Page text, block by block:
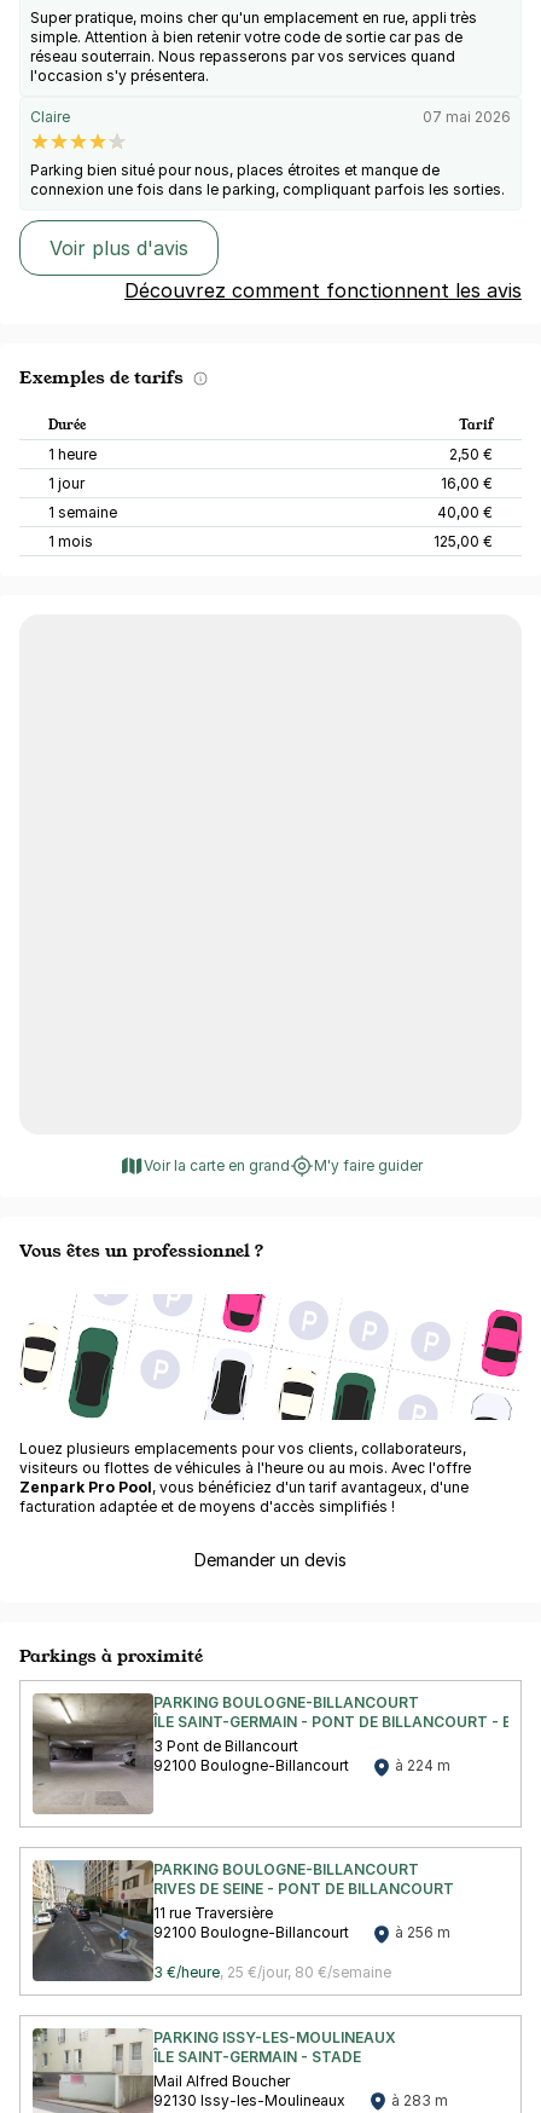
Super pratique, moins cher qu'un emplacement en rue, appli très
simple. Attention à bien retenir votre code de sortie car pas de
réseau souterrain. Nous repasserons par vos services quand
l'occasion s'y présentera.
Claire 07 mai 2026
Parking bien situé pour nous, places étroites et manque de
connexion une fois dans le parking, compliquant parfois les sorties.
Voir plus d'avis
Découvrez comment fonctionnent les avis
Exemples de tarifs
Durée Tarif
1 heure
2,50 €
1 jour
16,00 €
1 semaine
40,00 €
1 mois
125,00 €
Voir la carte en grand M'y faire guider
Vous êtes un professionnel ?
Louez plusieurs emplacements pour vos clients, collaborateurs,
visiteurs ou flottes de véhicules à l'heure ou au mois. Avec l'offre
Zenpark Pro Pool, vous bénéficiez d'un tarif avantageux, d'une
facturation adaptée et de moyens d'accès simplifiés !
Demander un devis
Parkings à proximité
PARKING BOULOGNE-BILLANCOURT
ÎLE SAINT-GERMAIN - PONT DE BILLANCOURT -
3 Pont de Billancourt
92100 Boulogne-Billancourt
à 224 m
PARKING BOULOGNE-BILLANCOURT
RIVES DE SEINE - PONT DE BILLANCOURT
11 rue Traversière
92100 Boulogne-Billancourt
à 256 m
3 €/heure, 25 €/jour, 80 €/semaine
PARKING ISSY-LES-MOULINEAUX
ÎLE SAINT-GERMAIN - STADE
Mail Alfred Boucher
92130 Issy-les-Moulineaux
à 283 m